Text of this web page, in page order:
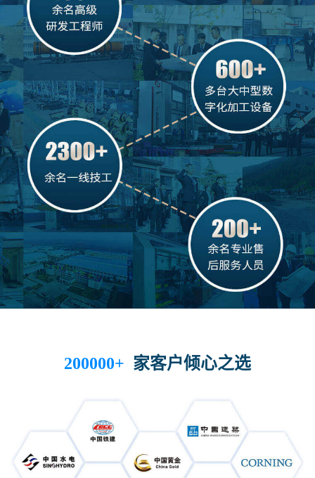
200000+ 家客户倾心之选